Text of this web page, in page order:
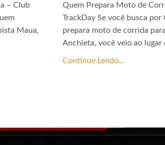
– Club
Maua,
Quem Prepara Moto de
TrackDay Se você busca por
prepara moto de corrida
Anchieta, você veio ao lugar
Continue Lendo...